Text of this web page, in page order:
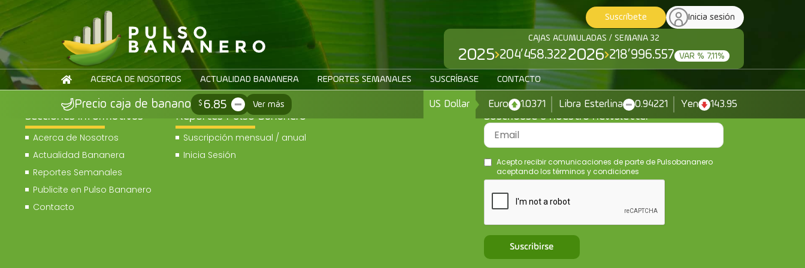
Suscríbete Inicia sesión
CAJAS ACUMULADAS / SEMANA 32
2025 204’458.3222026 218’996.557 VAR % 7,11%
ACERCA DE NOSOTROS ACTUALIDAD BANANERA REPORTES SEMANALES SUSCRÍBASE CONTACTO
Precio caja de banano $ 6.85 Ver más US Dollar Euro 1.0371 Libra Esterlina 0.94221 Yen 143.95
Secciones informativas
Acerca de Nosotros
Actualidad Bananera
Reportes Semanales
Publicite en Pulso Bananero
Contacto
Reportes Pulso Bananero
Suscripción mensual / anual
Inicia Sesión
Suscríbase a nuestro newsletter
Acepto recibir comunicaciones de parte de Pulsobananero
aceptando los términos y condiciones
Suscribirse